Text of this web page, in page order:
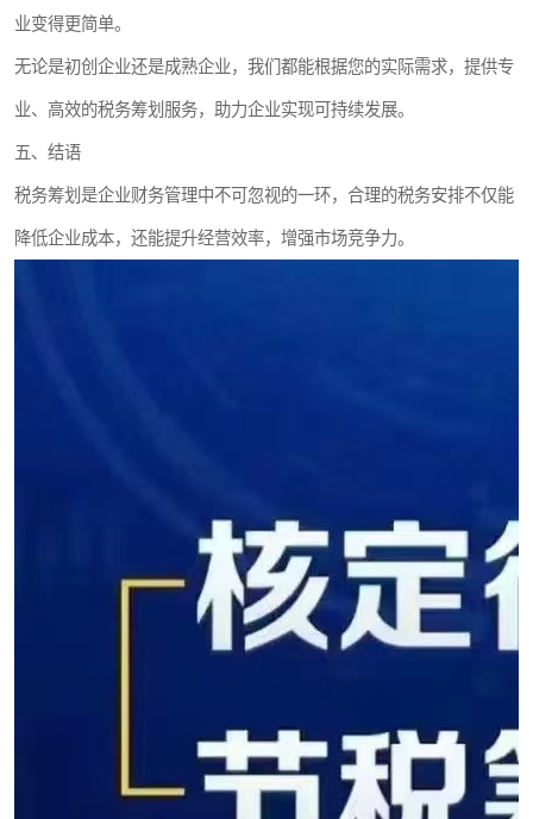
业变得更简单。
无论是初创企业还是成熟企业，我们都能根据您的实际需求，提供专
业、高效的税务筹划服务，助力企业实现可持续发展。
五、结语
税务筹划是企业财务管理中不可忽视的一环，合理的税务安排不仅能
降低企业成本，还能提升经营效率，增强市场竞争力。